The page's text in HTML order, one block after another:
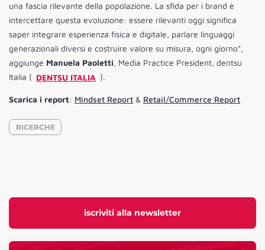
iscriviti alla newsletter
una fascia rilevante della popolazione. La sfida per i brand è
intercettare questa evoluzione: essere rilevanti oggi significa
saper integrare esperienza fisica e digitale, parlare linguaggi
generazionali diversi e costruire valore su misura, ogni giorno”,
aggiunge Manuela Paoletti, Media Practice President, dentsu
Italia ( DENTSU ITALIA ).
Scarica i report: Mindset Report & Retail/Commerce Report
RICERCHE